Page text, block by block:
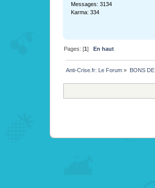
Messages: 3134
Karma: 334
Pages: [1] En haut
Anti-Crise.fr: Le Forum » BONS